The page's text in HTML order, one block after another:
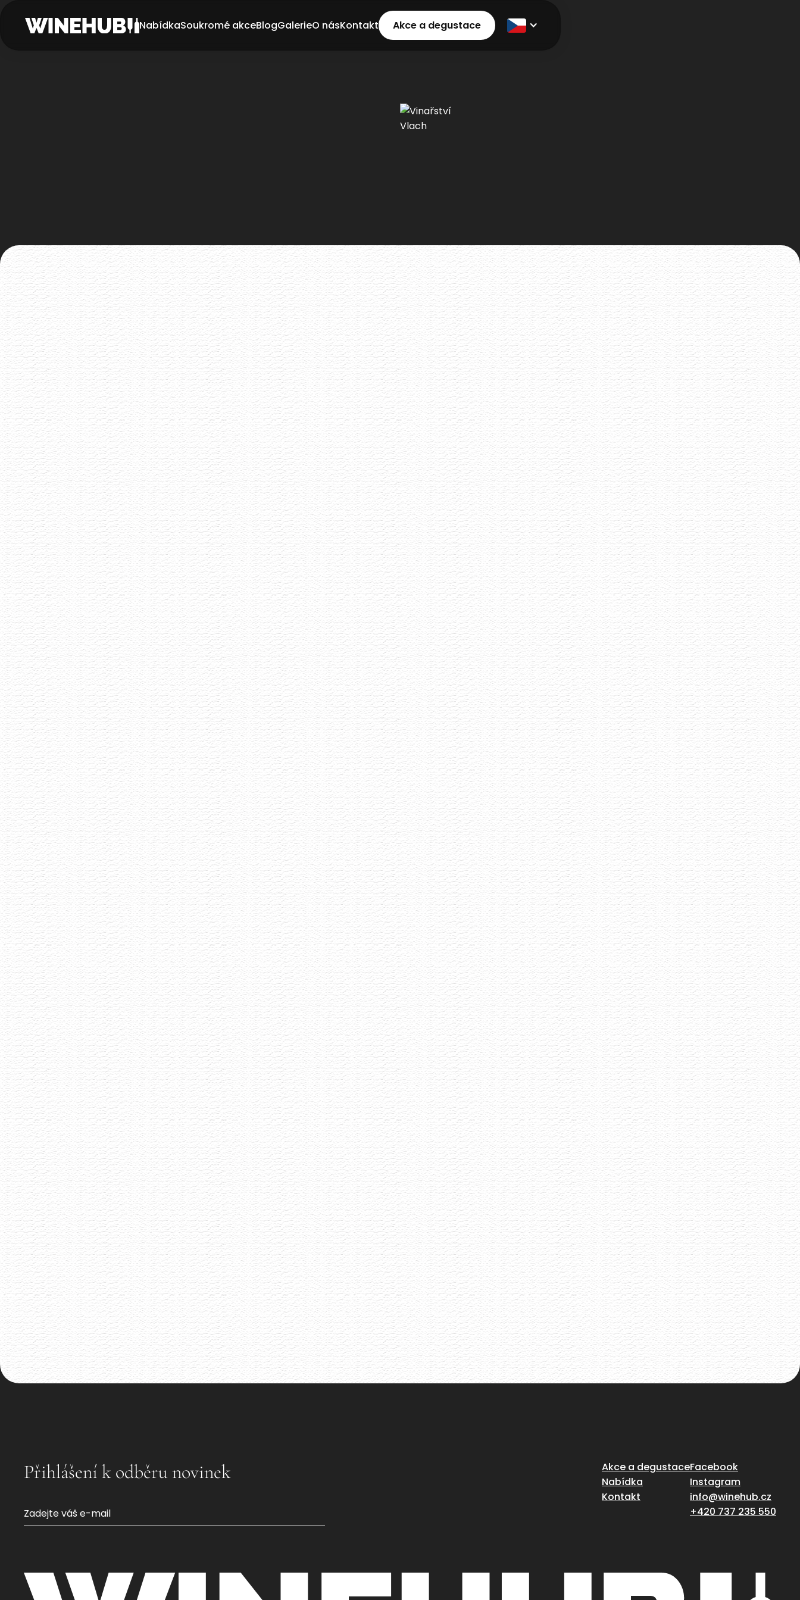
NabídkaSoukromé akceBlogGalerieO násKontakt Akce a degustace
Akce již proběhla
Degustace šumivých vín
13.7.2026
Šumivé víno má mnoho tváří a my Vás zveme,
abyste s námi ochutnali 8 unikátních kousků
vyselektovaných napříč Evropou.
Akce již proběhla
Letní Pétnaty
22.6.2026
Selekce pétnatů napříč styly i původem
Akce již proběhla
Vinařství Ilias
8.6.2026
Malé rodinné vynařství z Pavlova
Přihlášení k odběru novinek
Akce a degustace
Nabídka
Kontakt
Facebook
Instagram
info@winehub.cz
+420 737 235 550